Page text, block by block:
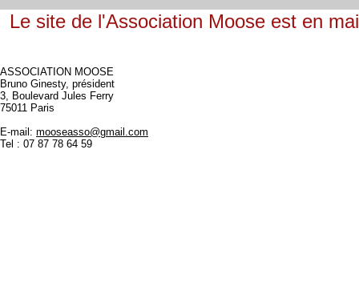
Le site de l'Association Moose est en
ASSOCIATION MOOSE
Bruno Ginesty, président
3, Boulevard Jules Ferry
75011 Paris
E-mail: mooseasso@gmail.com
Tel : 07 87 78 64 59